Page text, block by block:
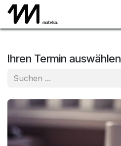
Zum Inhalt springen
Ihren Termin auswählen